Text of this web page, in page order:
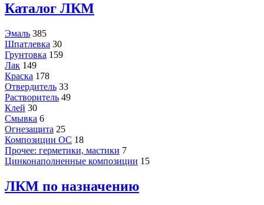
Каталог ЛКМ
Эмаль 385
Шпатлевка 30
Грунтовка 159
Лак 149
Краска 178
Отвердитель 33
Растворитель 49
Клей 30
Смывка 6
Огнезащита 25
Композиции ОС 18
Прочее: герметики, мастики 7
Цинконаполненные композиции 15
ЛКМ по назначению